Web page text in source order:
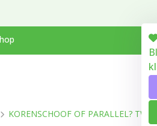
KORENSCHOOF OF PARALLEL?